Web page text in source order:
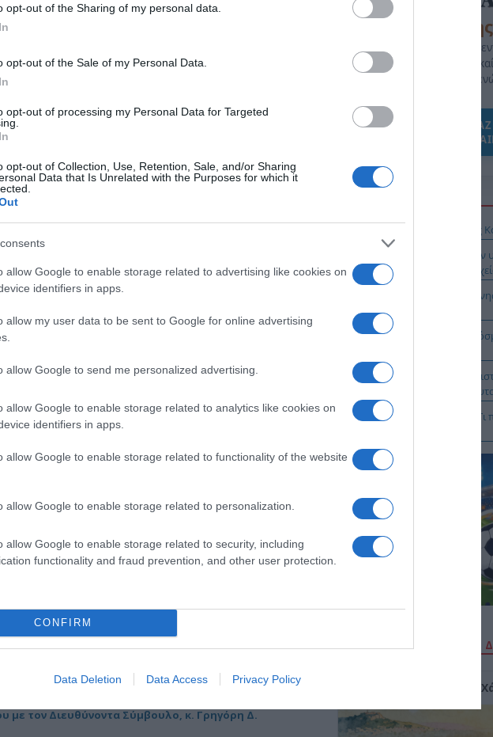
opt-out of the Sharing of my personal data.
opt-out of the Sale of my Personal Data.
opt-out of processing my Personal Data for Targeted
opt-out of Collection, Use, Retention, Sale, and/or Sharing
Data that Is Unrelated with the Purposes for which it
allow Google to enable storage related to advertising like cookies on
identifiers in apps.
allow my user data to be sent to Google for online advertising
allow Google to send me personalized advertising.
allow Google to enable storage related to analytics like cookies on
identifiers in apps.
allow Google to enable storage related to functionality of the website
allow Google to enable storage related to personalization.
allow Google to enable storage related to security, including
functionality and fraud prevention, and other user protection.
CONFIRM
Data Deletion Data Access Privacy Policy
μια μικρή πόλη με την άφιξή του. Εκτός από γοητεία, όμως, κρύβει
εκεί. Και κανείς δεν μπορεί να προβλέψει, πόσο μάλλον
θα αποδειχθεί για εκείνον η μεγαλύτερή του δοκιμασία.
Άγγελος Χασάπογλου και Στέλλα Βασιλαντωνάκη και τη
για τη σειρά γράφει ο Στέφανος Κορκολής.
Δανάη Παππά, Ταμίλλα Κουλίεβα, Γιάννης
Κατσανδρή, Ηρώ Μουκίου, Θανάσης Κουρλαμπάς,
Μιχάλης Πανάδης, Γιάννης Εγγλέζος, Κωνσταντίνος
Κονταράτος, Ιφιγένεια Καραμήτρου, Αντιγόνη Μακρή
να μείνει στο σκοτάδι ενός αρχείου»
με τον Διευθύνοντα Σύμβουλο, κ. Γρηγόρη Δ.
με τον Διευθύνοντα Σύμβουλο, κ. Γρηγόρη Δ.
με τον Διευθύνοντα Σύμβουλο, κ. Γρηγόρη Δ.
με τον Διευθύνοντα Σύμβουλο, κ. Γρηγόρη Δ.
της
Οι άνθρωποι, οι
το ελληνικό
πολιτισμός που μας
ΌΣΑ
ΓΙΑ ΤΟ
Το σχέδιο του Ισραήλ για τους
Ε. Λιακούλη: «Το σκάνδαλο
να μείνει στο σκοτάδι ενός
ΤΟ ΠΑΡΟΝ: Ρυθμιστής ο
Ιππασία – Η Ελλάδα στο
Ανακοίνωση της Ελληνικής
«άριστοι» τελευταίοι των
Ελληνικός Ερυθρός Σταυρός: Τι
ΔΕΙΤΕ ΤΗΝ ΚΙΝΗΣΗ ΣΤΟΥΣ
Κίνηση Τώρα: Live